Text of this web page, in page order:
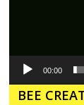
00:00
BEE